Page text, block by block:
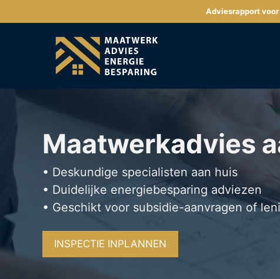
naar
Adviesrapport
Maatwerkadvies
• Deskundige specialisten aan huis
• Duidelijke energiebesparing adviezen
• Geschikt voor subsidie-aanvragen of
INSPECTIE INPLANNEN